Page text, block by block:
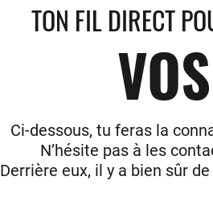
TON FIL DIRECT
Ci-dessous, tu feras la
N’hésite pas à les
Derrière eux, il y a bien sûr